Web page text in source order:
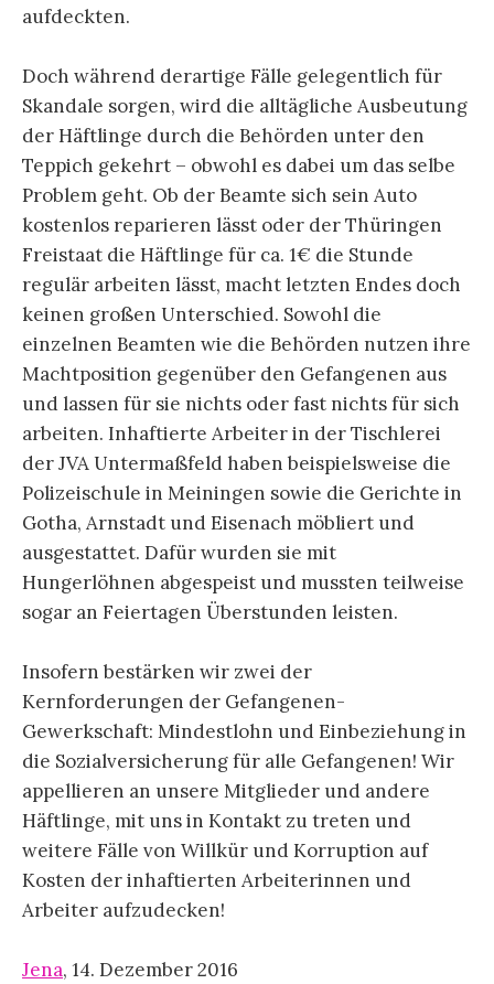
aufdeckten.
Doch während derartige Fälle gelegentlich für
Skandale sorgen, wird die alltägliche Ausbeutung
der Häftlinge durch die Behörden unter den
Teppich gekehrt – obwohl es dabei um das selbe
Problem geht. Ob der Beamte sich sein Auto
kostenlos reparieren lässt oder der Thüringen
Freistaat die Häftlinge für ca. 1€ die Stunde
regulär arbeiten lässt, macht letzten Endes doch
keinen großen Unterschied. Sowohl die
einzelnen Beamten wie die Behörden nutzen ihre
Machtposition gegenüber den Gefangenen aus
und lassen für sie nichts oder fast nichts für sich
arbeiten. Inhaftierte Arbeiter in der Tischlerei
der JVA Untermaßfeld haben beispielsweise die
Polizeischule in Meiningen sowie die Gerichte in
Gotha, Arnstadt und Eisenach möbliert und
ausgestattet. Dafür wurden sie mit
Hungerlöhnen abgespeist und mussten teilweise
sogar an Feiertagen Überstunden leisten.
Insofern bestärken wir zwei der
Kernforderungen der Gefangenen-
Gewerkschaft: Mindestlohn und Einbeziehung in
die Sozialversicherung für alle Gefangenen! Wir
appellieren an unsere Mitglieder und andere
Häftlinge, mit uns in Kontakt zu treten und
weitere Fälle von Willkür und Korruption auf
Kosten der inhaftierten Arbeiterinnen und
Arbeiter aufzudecken!
Jena, 14. Dezember 2016